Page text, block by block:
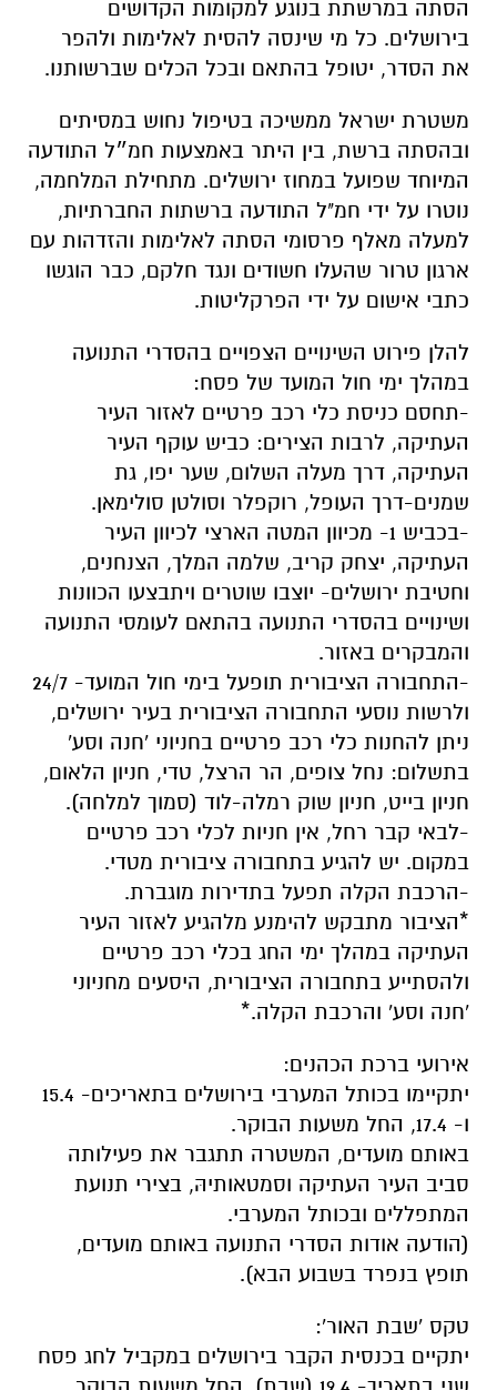
הסתה במרשתת בנוגע למקומות הקדושים
בירושלים. כל מי שינסה להסית לאלימות ולהפר
את הסדר, יטופל בהתאם ובכל הכלים שברשותנו.
משטרת ישראל ממשיכה בטיפול נחוש במסיתים
ובהסתה ברשת, בין היתר באמצעות חמ״ל התודעה
המיוחד שפועל במחוז ירושלים. מתחילת המלחמה,
נוטרו על ידי חמ"ל התודעה ברשתות החברתיות,
למעלה מאלף פרסומי הסתה לאלימות והזדהות עם
ארגון טרור שהעלו חשודים ונגד חלקם, כבר הוגשו
כתבי אישום על ידי הפרקליטות.
להלן פירוט השינויים הצפויים בהסדרי התנועה
במהלך ימי חול המועד של פסח:
-תחסם כניסת כלי רכב פרטיים לאזור העיר
העתיקה, לרבות הצירים: כביש עוקף העיר
העתיקה, דרך מעלה השלום, שער יפו, גת
שמנים-דרך העופל, רוקפלר וסולטן סולימאן.
-בכביש 1- מכיוון המטה הארצי לכיוון העיר
העתיקה, יצחק קריב, שלמה המלך, הצנחנים,
וחטיבת ירושלים- יוצבו שוטרים ויתבצעו הכוונות
ושינויים בהסדרי התנועה בהתאם לעומסי התנועה
והמבקרים באזור.
-התחבורה הציבורית תופעל בימי חול המועד- 24/7
ולרשות נוסעי התחבורה הציבורית בעיר ירושלים,
ניתן להחנות כלי רכב פרטיים בחניוני 'חנה וסע'
בתשלום: נחל צופים, הר הרצל, טדי, חניון הלאום,
חניון בייט, חניון שוק רמלה-לוד (סמוך למלחה).
-לבאי קבר רחל, אין חניות לכלי רכב פרטיים
במקום. יש להגיע בתחבורה ציבורית מטדי.
-הרכבת הקלה תפעל בתדירות מוגברת.
*הציבור מתבקש להימנע מלהגיע לאזור העיר
העתיקה במהלך ימי החג בכלי רכב פרטיים
ולהסתייע בתחבורה הציבורית, היסעים מחניוני
'חנה וסע' והרכבת הקלה.*
אירועי ברכת הכהנים:
יתקיימו בכותל המערבי בירושלים בתאריכים- 15.4
ו- 17.4, החל משעות הבוקר.
באותם מועדים, המשטרה תתגבר את פעילותה
סביב העיר העתיקה וסמטאותיהּ, בצירי תנועת
המתפללים ובכותל המערבי.
(הודעה אודות הסדרי התנועה באותם מועדים,
תופץ בנפרד בשבוע הבא).
טקס 'שבת האור':
יתקיים בכנסית הקבר בירושלים במקביל לחג פסח